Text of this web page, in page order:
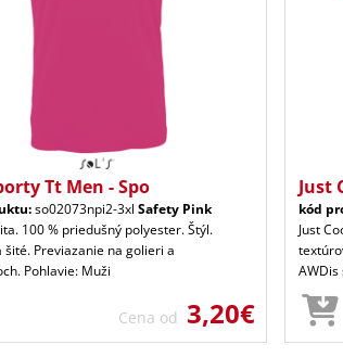
Tt Men - Spo
so02073npi2-3xl Safety Pink
100 % priedušný polyester. Štýl.
šité. Previazanie na golieri a
Pohlavie: Muži
Cena od 3,20€
Just
kód
Just